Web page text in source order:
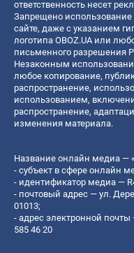
ответственность несет
Запрещено
сайте, даже с указанием
логотипа OBOZ.UA или
письменного разрешения
Незаконным
любое копирование,
распространение,
использованием,
распространение,
изменения материала.
Название онлайн медиа —
- субъект в сфере онлайн
- идентификатор медиа —
- почтовый адрес — ул.
01013;
- адрес электронной почты
585 46 20